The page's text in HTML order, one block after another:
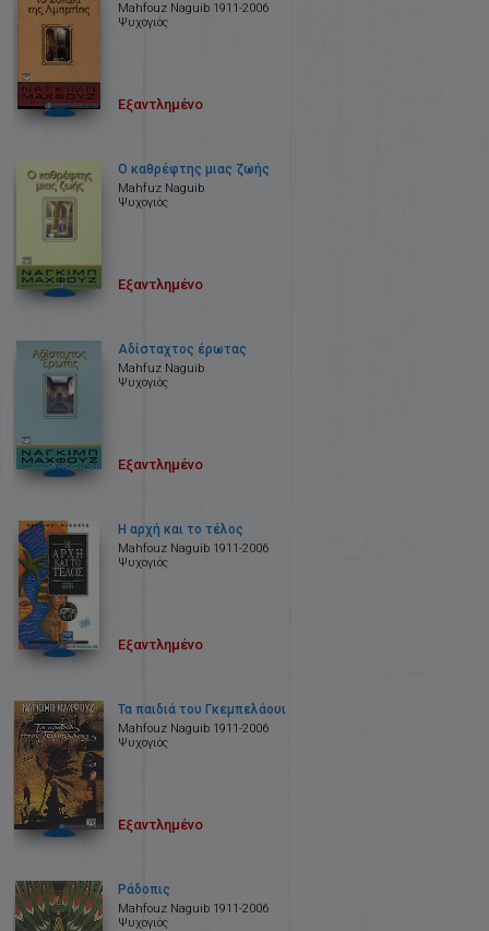
Mahfouz Naguib 1911-2006
Ψυχογιός
Εξαντλημένο
Ο καθρέφτης μιας ζωής
Mahfuz Naguib
Ψυχογιός
Εξαντλημένο
Αδίσταχτος έρωτας
Mahfuz Naguib
Ψυχογιός
Εξαντλημένο
Η αρχή και το τέλος
Mahfοuz Naguib 1911-2006
Ψυχογιός
Εξαντλημένο
Τα παιδιά του Γκεμπελάουι
Mahfοuz Naguib 1911-2006
Ψυχογιός
Εξαντλημένο
Ράδοπις
Mahfοuz Naguib 1911-2006
Ψυχογιός